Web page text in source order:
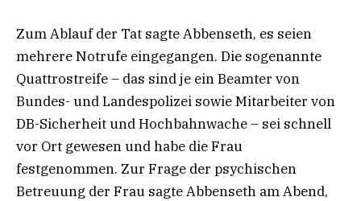
Zum Ablauf der Tat sagte Abbenseth, es seien
mehrere Notrufe eingegangen. Die sogenannte
Quattrostreife – das sind je ein Beamter von
Bundes- und Landespolizei sowie Mitarbeiter von
DB-Sicherheit und Hochbahnwache – sei schnell
vor Ort gewesen und habe die Frau
festgenommen. Zur Frage der psychischen
Betreuung der Frau sagte Abbenseth am Abend,